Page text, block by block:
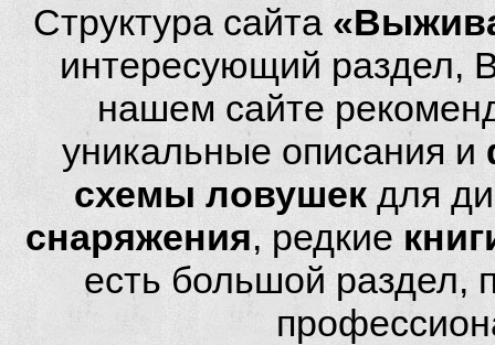
Структура сайта
интересующий раздел,
нашем сайте
уникальные описания и
схемы ловушек для
снаряжения, редкие
есть большой